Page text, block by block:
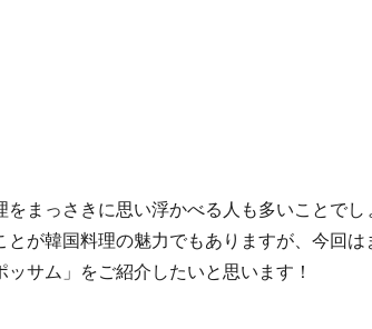
をまっさきに思い浮かべる人も多いことで
とが韓国料理の魅力でもありますが、今回
サム」をご紹介したいと思います！